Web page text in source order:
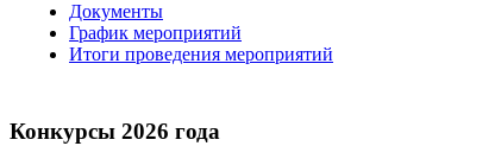
Документы
График мероприятий
Итоги проведения мероприятий
Конкурсы 2026 года